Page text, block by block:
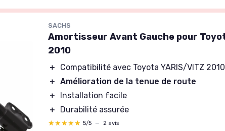
SACHS
Amortisseur Avant Gauche pour
2010
＋
Compatibilité avec Toyota YARIS/VITZ 2010
＋ Amélioration de la tenue de route
＋
Installation facile
＋
Durabilité assurée
★★★★★
★★★★★ 5/5 — 2 avis